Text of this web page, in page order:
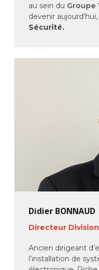
au sein du Groupe
devenir aujourd’hui,
Sécurité.
Didier BONNAUD
Directeur
Ancien dirigeant
l’installation de